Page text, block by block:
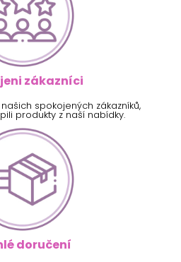
zákazníci
spokojených zákazníků,
produkty z naší nabídky.
doručení